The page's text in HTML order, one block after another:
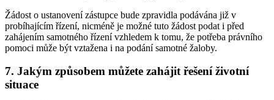
Žádost o ustanovení zástupce bude zpravidla podávána již v
probíhajícím řízení, nicméně je možné tuto žádost podat i před
zahájením samotného řízení vzhledem k tomu, že potřeba právního
pomoci může být vztažena i na podání samotné žaloby.
7. Jakým způsobem můžete zahájit řešení životní
situace